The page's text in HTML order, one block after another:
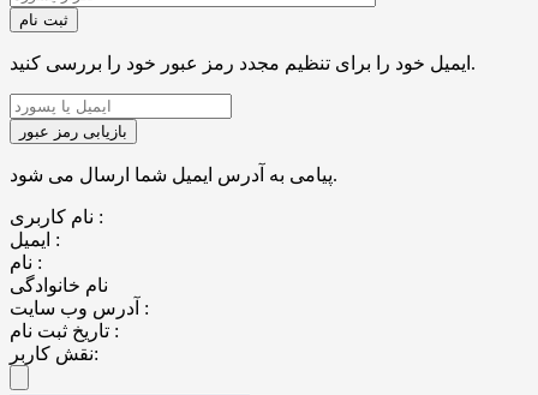
ایمیل خود را برای تنظیم مجدد رمز عبور خود را بررسی کنید.
پیامی به آدرس ایمیل شما ارسال می شود.
نام کاربری :
ایمیل :
نام :
نام خانوادگی
آدرس وب سایت :
تاریخ ثبت نام :
نقش کاربر: